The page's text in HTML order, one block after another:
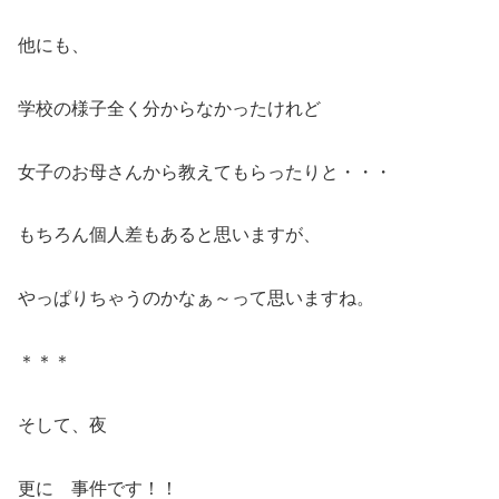
他にも、
学校の様子全く分からなかったけれど
女子のお母さんから教えてもらったりと・・・
もちろん個人差もあると思いますが、
やっぱりちゃうのかなぁ～って思いますね。
＊＊＊
そして、夜
更に 事件です！！